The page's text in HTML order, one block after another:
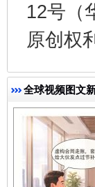
12号（
原创权
全球视频图文